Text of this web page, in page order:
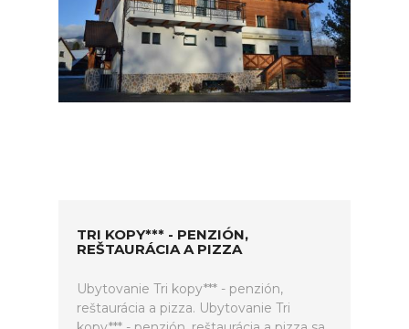
TRI KOPY*** - PENZIÓN,
REŠTAURÁCIA A PIZZA
Ubytovanie Tri kopy*** - penzión,
reštaurácia a pizza. Ubytovanie Tri